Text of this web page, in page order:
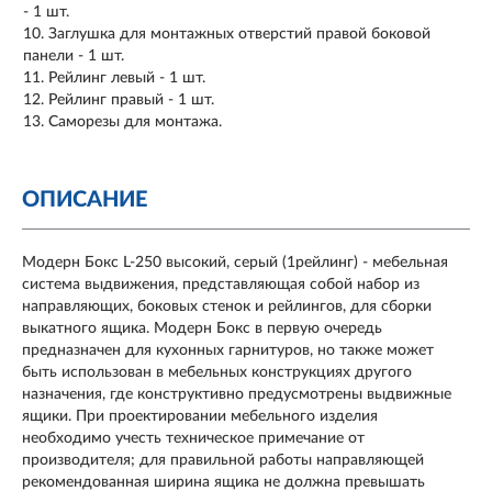
- 1 шт.
Заглушка для монтажных отверстий правой боковой
панели - 1 шт.
Рейлинг левый - 1 шт.
Рейлинг правый - 1 шт.
Саморезы для монтажа.
ОПИСАНИЕ
Модерн Бокс L-250 высокий, серый (1рейлинг) - мебельная
система выдвижения, представляющая собой набор из
направляющих, боковых стенок и рейлингов, для сборки
выкатного ящика. Модерн Бокс в первую очередь
предназначен для кухонных гарнитуров, но также может
быть использован в мебельных конструкциях другого
назначения, где конструктивно предусмотрены выдвижные
ящики. При проектировании мебельного изделия
необходимо учесть техническое примечание от
производителя; для правильной работы направляющей
рекомендованная ширина ящика не должна превышать